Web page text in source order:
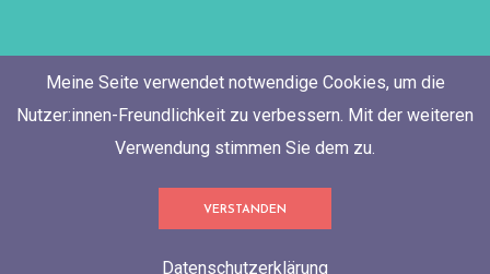
Tel./Fax: +43 662 455 471
Mobil: +43 676 60 514 06
Meine Seite verwendet notwendige Cookies, um die
Nutzer:innen-Freundlichkeit zu verbessern. Mit der weiteren
Verwendung stimmen Sie dem zu.
VERSTANDEN
Datenschutzerklärung